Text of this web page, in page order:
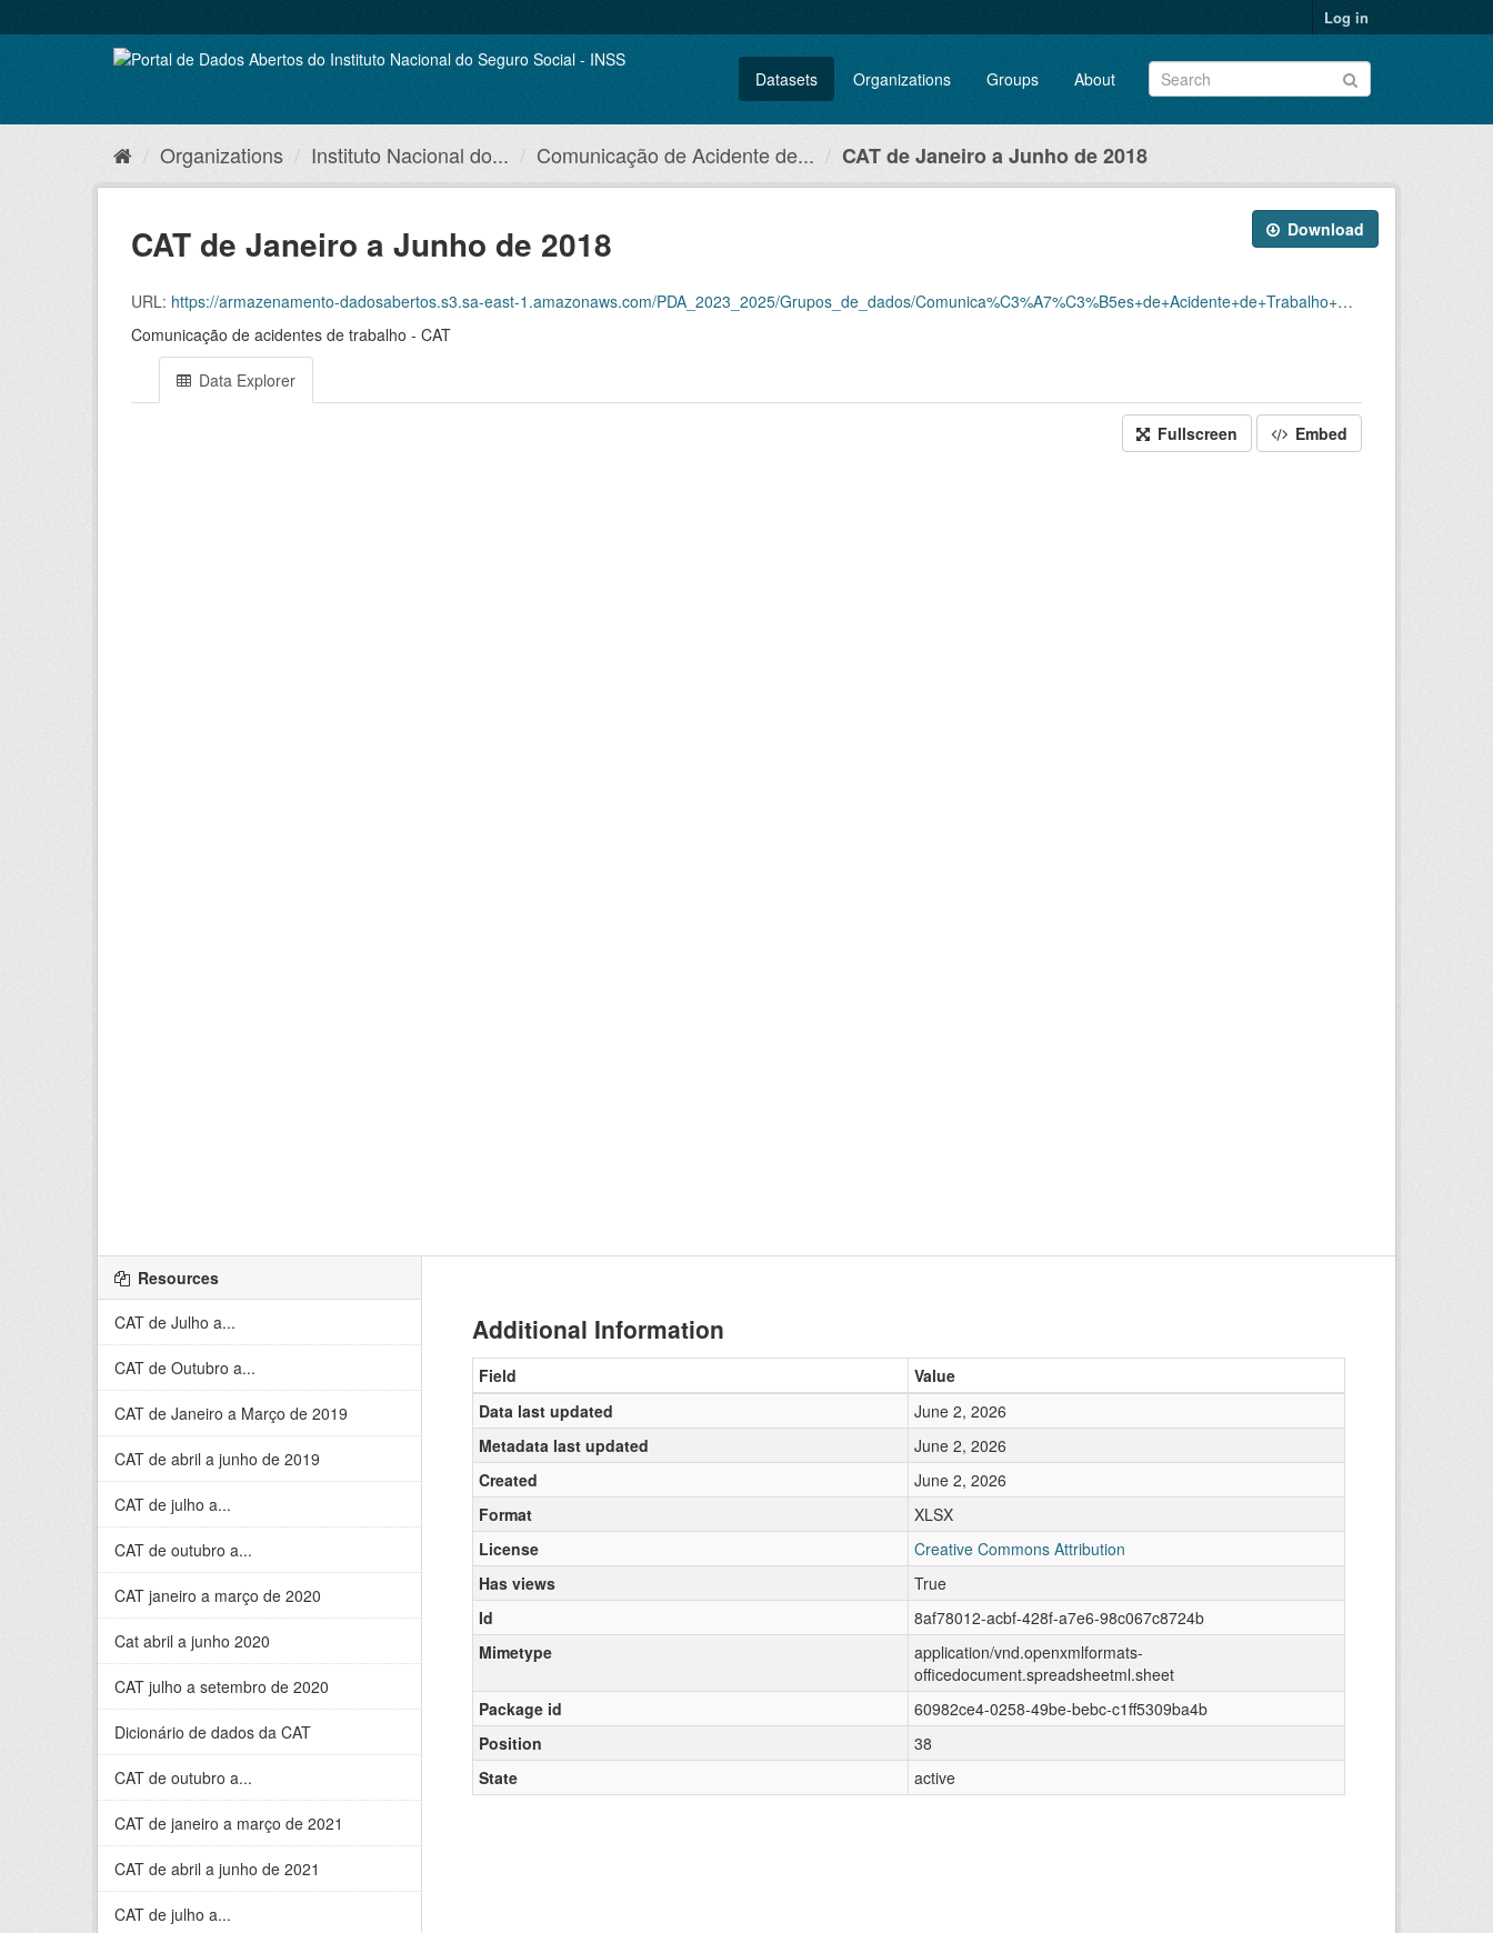
to
Log in
Datasets Organizations Groups About
Organizations Instituto Nacional do... Comunicação de Acidente de... CAT de Janeiro a Junho de 2018
Download
CAT de Janeiro a Junho de 2018
URL: https://armazenamento-dadosabertos.s3.sa-east-1.amazonaws.com/PDA_2023_2025/Grupos_de_dados/Comunica%C3%A7%C3%B5es+de+Acidente+de+Trabalho+%E2%80%93+CAT/CATS+EMITIDAS_JANEIRO+A+JUNHO_2018+(2)+(1).xlsx
Comunicação de acidentes de trabalho - CAT
Data Explorer
Fullscreen Embed
Resources
CAT de Julho a...
CAT de Outubro a...
CAT de Janeiro a Março de 2019
CAT de abril a junho de 2019
CAT de julho a...
CAT de outubro a...
CAT janeiro a março de 2020
Cat abril a junho 2020
CAT julho a setembro de 2020
Dicionário de dados da CAT
CAT de outubro a...
CAT de janeiro a março de 2021
CAT de abril a junho de 2021
CAT de julho a...
Additional Information
Field
Value
Data last updated
June 2, 2026
Metadata last updated
June 2, 2026
Created
June 2, 2026
Format
XLSX
License
Creative Commons Attribution
Has views
True
Id
8af78012-acbf-428f-a7e6-98c067c8724b
Mimetype
application/vnd.openxmlformats-
officedocument.spreadsheetml.sheet
Package id
60982ce4-0258-49be-bebc-c1ff5309ba4b
Position
38
State
active